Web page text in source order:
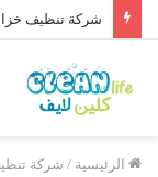
شركة تنظيف خزانات بالقصيم
الرئيسية / شركة